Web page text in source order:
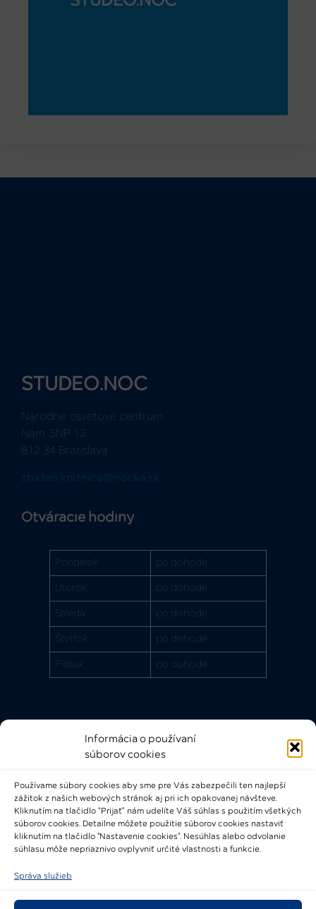
Informácia o používaní
súborov cookies
Používame súbory cookies aby sme pre Vás zabezpečili ten najlepší
zážitok z našich webových stránok aj pri ich opakovanej návšteve.
Kliknutím na tlačidlo “Prijať” nám udelíte Váš súhlas s použitím všetkých
súborov cookies. Detailne môžete použitie súborov cookies nastaviť
kliknutím na tlačidlo "Nastavenie cookies". Nesúhlas alebo odvolanie
súhlasu môže nepriaznivo ovplyvniť určité vlastnosti a funkcie.
Správa služieb
STUDEO.NOC
Národné osvetové centrum
Nám. SNP 12
812 34 Bratislava
studeo.kniznica@nocka.sk
Otváracie hodiny
Pondelok po dohode
Utorok po dohode
Streda po dohode
Štvrtok po dohode
Piatok po dohode
Rýchle odkazy
Bádateľský poriadok
Knižničný a výpožičný poriadok
Všeobecné podmienky